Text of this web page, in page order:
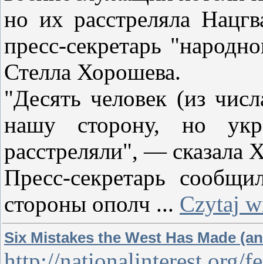
но их расстреляла
пресс-секретарь
Стелла Хорошева.
"Десять человек (из
нашу сторону, но
расстреляли", — сказала
Пресс-секретарь
стороны ополч ... Czytaj
Six Mistakes the West Has Made